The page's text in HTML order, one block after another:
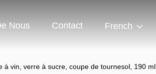
Nous Contact French
à vin, verre à sucre, coupe de tournesol, 190 ml